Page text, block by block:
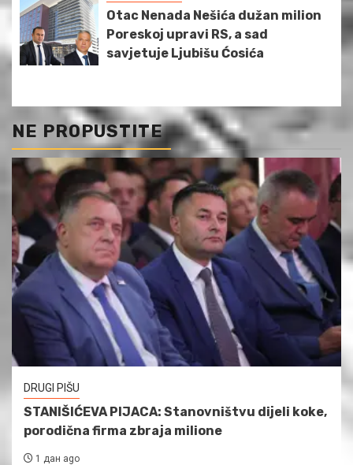
Otac Nenada Nešića dužan milion
Poreskoj upravi RS, a sad
savjetuje Ljubišu Ćosića
NE PROPUSTITE
DRUGI PIŠU
STANIŠIĆEVA PIJACA: Stanovništvu dijeli koke,
porodična firma zbraja milione
1 дан ago